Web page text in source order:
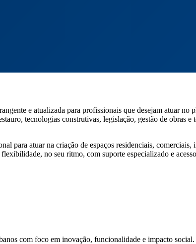
e atualizada para profissionais que desejam atuar no
tecnologias construtivas, legislação, gestão de obras
para atuar na criação de espaços residenciais,
no seu ritmo, com suporte especializado e
com foco em inovação, funcionalidade e impacto social.